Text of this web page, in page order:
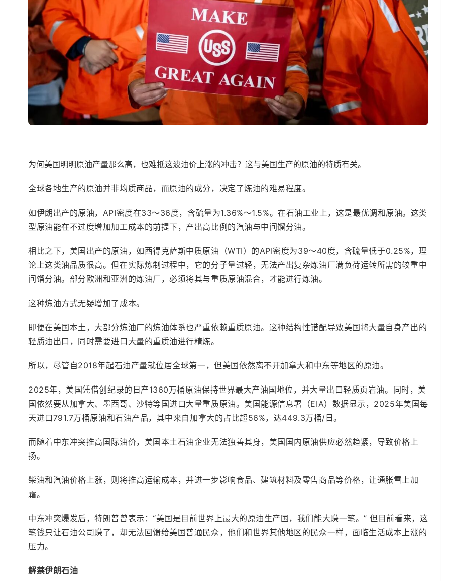
为何美国明明原油产量那么高，也难抵这波油价上涨的冲击？这与美国生产的原油的特质有关。
全球各地生产的原油并非均质商品，而原油的成分，决定了炼油的难易程度。
如伊朗出产的原油，API密度在33～36度，含硫量为1.36%～1.5%。在石油工业上，这是最优调和原油。这类
型原油能在不过度增加加工成本的前提下，产出高比例的汽油与中间馏分油。
相比之下，美国出产的原油，如西得克萨斯中质原油（WTI）的API密度为39～40度，含硫量低于0.25%，理
论上这类油品质很高。但在实际炼制过程中，它的分子量过轻，无法产出复杂炼油厂满负荷运转所需的较重中
间馏分油。部分欧洲和亚洲的炼油厂，必须将其与重质原油混合，才能进行炼油。
这种炼油方式无疑增加了成本。
即便在美国本土，大部分炼油厂的炼油体系也严重依赖重质原油。这种结构性错配导致美国将大量自身产出的
轻质油出口，同时需要进口大量的重质油进行精炼。
所以，尽管自2018年起石油产量就位居全球第一，但美国依然离不开加拿大和中东等地区的原油。
2025年，美国凭借创纪录的日产1360万桶原油保持世界最大产油国地位，并大量出口轻质页岩油。同时，美
国依然要从加拿大、墨西哥、沙特等国进口大量重质原油。美国能源信息署（EIA）数据显示，2025年美国每
天进口791.7万桶原油和石油产品，其中来自加拿大的占比超56%，达449.3万桶/日。
而随着中东冲突推高国际油价，美国本土石油企业无法独善其身，美国国内原油供应必然趋紧，导致价格上
扬。
柴油和汽油价格上涨，则将推高运输成本，并进一步影响食品、建筑材料及零售商品等价格，让通胀雪上加
霜。
中东冲突爆发后，特朗普曾表示：“美国是目前世界上最大的原油生产国，我们能大赚一笔。” 但目前看来，这
笔钱只让石油公司赚了，却无法回馈给美国普通民众，他们和世界其他地区的民众一样，面临生活成本上涨的
压力。
解禁伊朗石油